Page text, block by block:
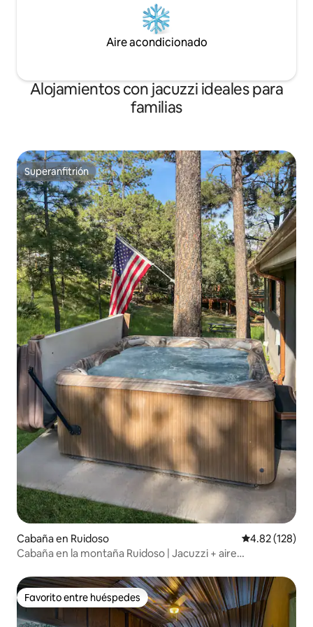
Aire acondicionado
Alojamientos con jacuzzi ideales para
familias
Superanfitrión
Superanfitrión
Cabaña en Ruidoso Calificación
4.82 (128)
Cabaña en la montaña Ruidoso | Jacuzzi + aire
Favorito entre huéspedes
Favorito entre huéspedes